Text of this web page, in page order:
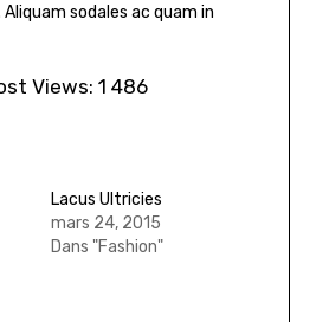
sodales ac quam in
Views: 1 486
Lacus Ultricies
mars 24, 2015
Dans "Fashion"